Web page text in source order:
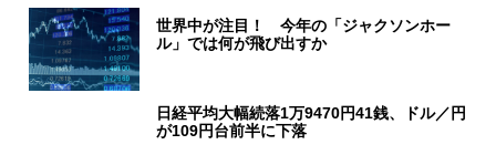
世界中が注目！ 今年の「ジャクソンホー
ル」では何が飛び出すか
日経平均大幅続落1万9470円41銭、ドル／円
が109円台前半に下落